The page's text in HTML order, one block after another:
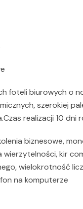
foteli biurowych o
szerokiej
realizacji 10 dni
biznesowe,
kir
wielokrotność
na komputerze